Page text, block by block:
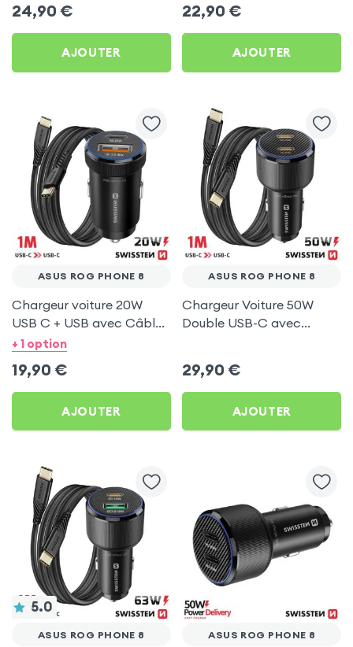
24,90 €
AJOUTER
22,90 €
AJOUTER
ASUS ROG PHONE 8
Chargeur voiture 20W
USB C + USB avec Câble
type C Swissten pour
+ 1 option
19,90 €
AJOUTER
ASUS ROG PHONE 8
Chargeur Voiture 50W
Double USB-C avec
29,90 €
AJOUTER
5.0
ASUS ROG PHONE 8 ASUS ROG PHONE 8